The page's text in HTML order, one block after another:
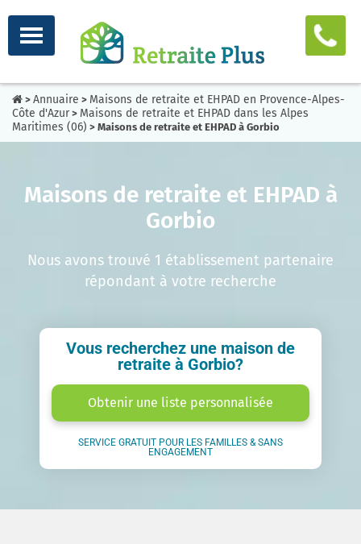
> Annuaire > Maisons de retraite et EHPAD en Provence-Alpes-
Côte d'Azur> Maisons de retraite et EHPAD dans les Alpes
Maritimes (06) > Maisons de retraite et EHPAD à Gorbio
Maisons de retraite et EHPAD à
Gorbio
Nous avons trouvé 1 établissement partenaire
répondant à votre recherche
Vous recherchez une maison de
retraite à Gorbio?
Obtenir une liste personnalisée
SERVICE GRATUIT POUR LES FAMILLES & SANS
ENGAGEMENT